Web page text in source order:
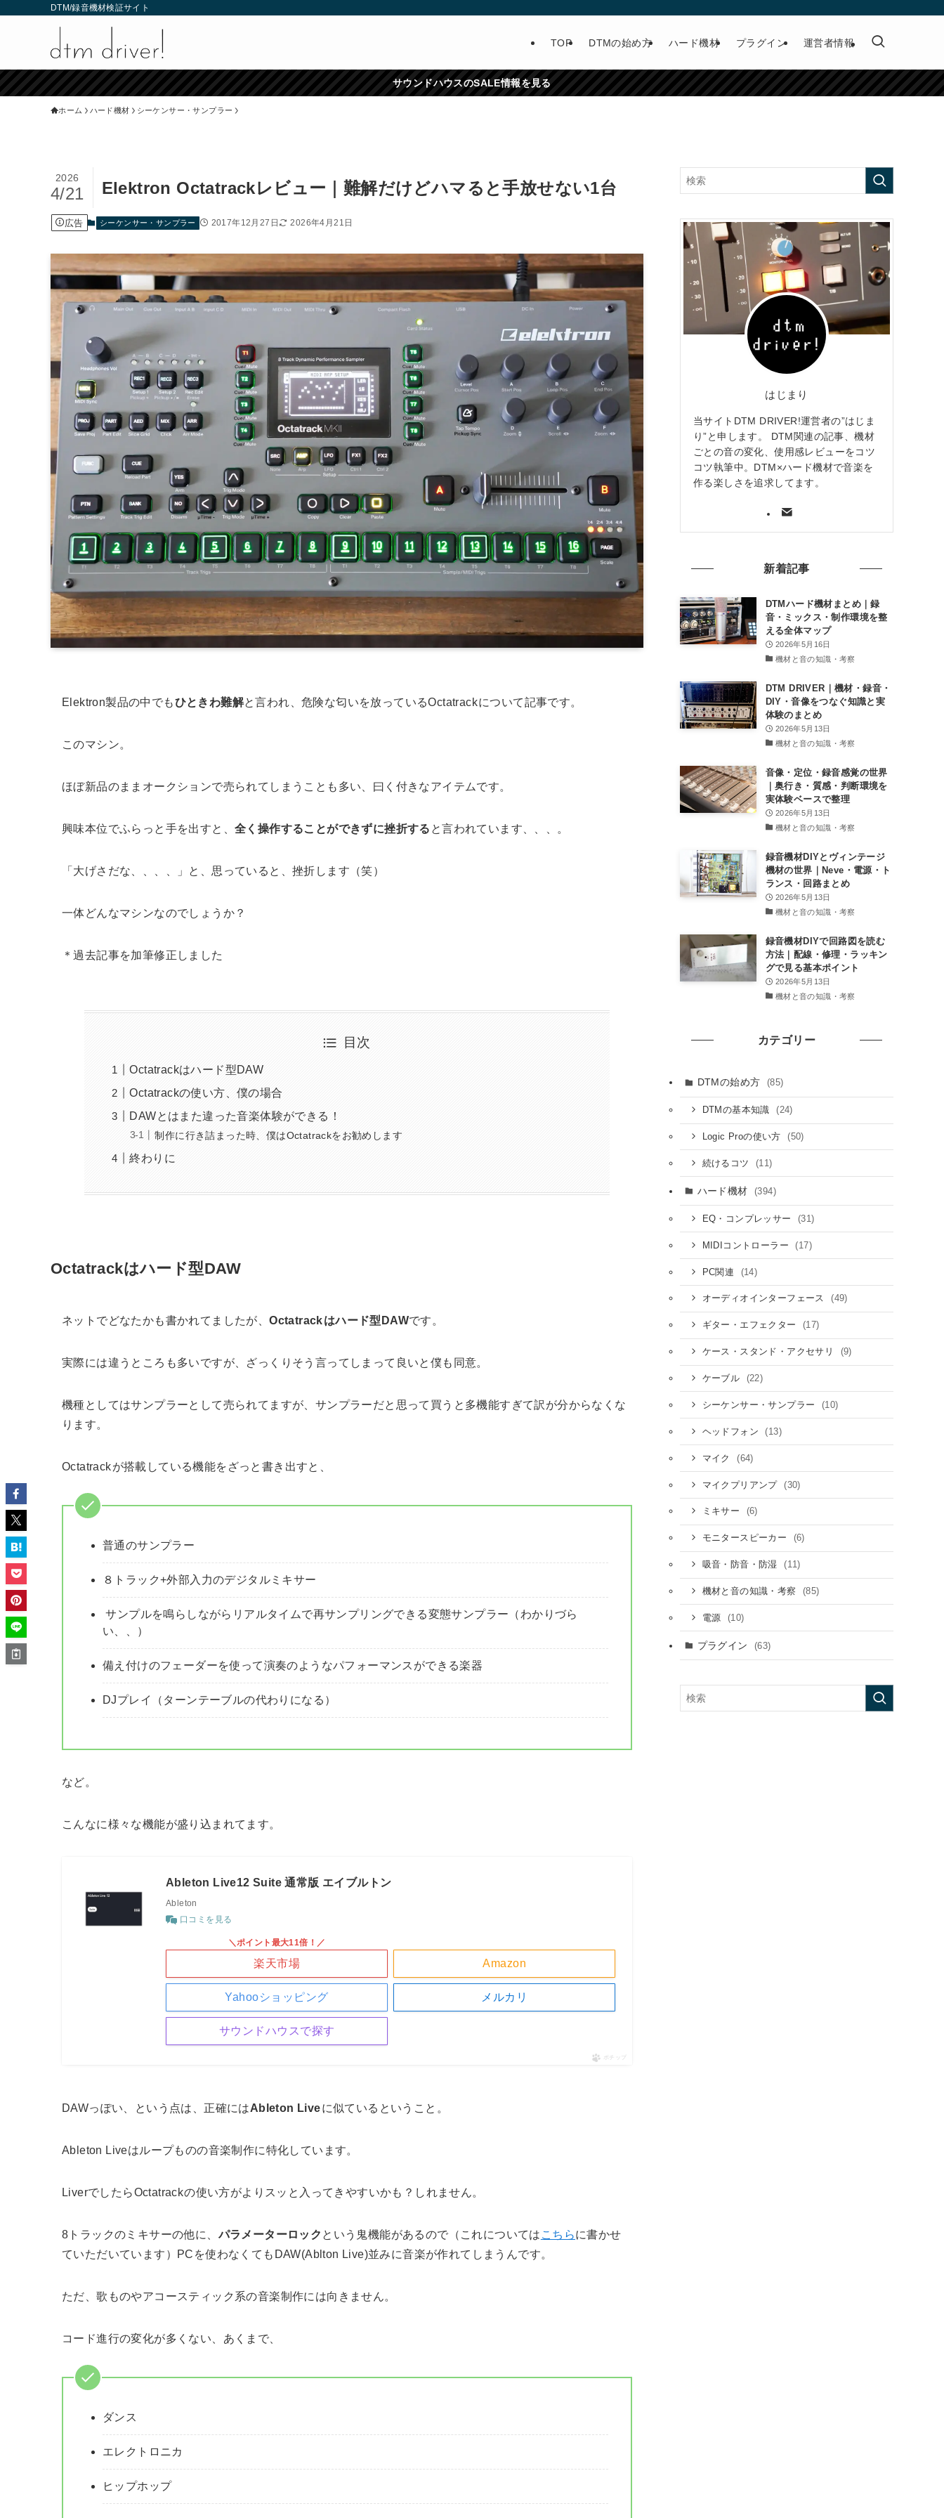
DTM/録音機材検証サイト
TOP DTMの始め方 ハード機材 プラグイン 運営者情報
サウンドハウスのSALE情報を見る
ホーム ハード機材 シーケンサー・サンプラー
Elektron Octatrackレビュー｜難解だけどハマると手放せない1台
2026
4/21
広告 シーケンサー・サンプラー 2017年12月27日 2026年4月21日
Elektron製品の中でもひときわ難解と言われ、危険な匂いを放っているOctatrackについて記事です。
このマシン。
ほぼ新品のままオークションで売られてしまうことも多い、曰く付きなアイテムです。
興味本位でふらっと手を出すと、 全く操作することができずに挫折する と言われています、、、。
「大げさだな、、、、」と、思っていると、挫折します（笑）
一体どんなマシンなのでしょうか？
＊過去記事を加筆修正しました
目次
Octatrackはハード型DAW
Octatrackの使い方、僕の場合
DAWとはまた違った音楽体験ができる！
制作に行き詰まった時、僕はOctatrackをお勧めします
終わりに
Octatrackはハード型DAW
ネットでどなたかも書かれてましたが、Octatrackはハード型DAWです。
実際には違うところも多いですが、ざっくりそう言ってしまって良いと僕も同意。
機種としてはサンプラーとして売られてますが、サンプラーだと思って買うと多機能すぎて訳が分からなくな
ります。
Octatrackが搭載している機能をざっと書き出すと、
普通のサンプラー
８トラック+外部入力のデジタルミキサー
サンプルを鳴らしながらリアルタイムで再サンプリングできる変態サンプラー（わかりづら
い、、）
備え付けのフェーダーを使って演奏のようなパフォーマンスができる楽器
DJプレイ（ターンテーブルの代わりになる）
など。
こんなに様々な機能が盛り込まれてます。
Ableton Live12 Suite 通常版 エイブルトン
Ableton
口コミを見る
Amazon
＼ポイント最大11倍！／
楽天市場
Yahooショッピング メルカリ
サウンドハウスで探す
ポチップ
DAWっぽい、という点は、正確にはAbleton Liveに似ているということ。
Ableton Liveはループものの音楽制作に特化しています。
LiverでしたらOctatrackの使い方がよりスッと入ってきやすいかも？しれません。
8トラックのミキサーの他に、パラメーターロック という鬼機能があるので（これについては こちらに書かせ
ていただいています）PCを使わなくてもDAW(Ablton Live)並みに音楽が作れてしまうんです。
ただ、歌ものやアコースティック系の音楽制作には向きません。
コード進行の変化が多くない、あくまで、
ダンス
エレクトロニカ
ヒップホップ
はじまり
当サイトDTM DRIVER!運営者の”はじま
り”と申します。 DTM関連の記事、機材
ごとの音の変化、使用感レビューをコツ
コツ執筆中。DTM×ハード機材で音楽を
作る楽しさを追求してます。
新着記事
DTMハード機材まとめ｜録
音・ミックス・制作環境を整
える全体マップ
2026年5月16日
機材と音の知識・考察
DTM DRIVER｜機材・録音・
DIY・音像をつなぐ知識と実
体験のまとめ
2026年5月13日
機材と音の知識・考察
音像・定位・録音感覚の世界
｜奥行き・質感・判断環境を
実体験ベースで整理
2026年5月13日
機材と音の知識・考察
録音機材DIYとヴィンテージ
機材の世界｜Neve・電源・ト
ランス・回路まとめ
2026年5月13日
機材と音の知識・考察
録音機材DIYで回路図を読む
方法｜配線・修理・ラッキン
グで見る基本ポイント
2026年5月13日
機材と音の知識・考察
カテゴリー
DTMの始め方 (85)
DTMの基本知識 (24)
Logic Proの使い方 (50)
続けるコツ (11)
ハード機材 (394)
EQ・コンプレッサー (31)
MIDIコントローラー (17)
PC関連 (14)
オーディオインターフェース (49)
ギター・エフェクター (17)
ケース・スタンド・アクセサリ (9)
ケーブル (22)
シーケンサー・サンプラー (10)
ヘッドフォン (13)
マイク (64)
マイクプリアンプ (30)
ミキサー (6)
モニタースピーカー (6)
吸音・防音・防湿 (11)
機材と音の知識・考察 (85)
電源 (10)
プラグイン (63)